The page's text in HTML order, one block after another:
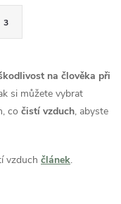
3
na člověka při
si můžete vybrat
co čistí vzduch, abyste
vzduch článek.